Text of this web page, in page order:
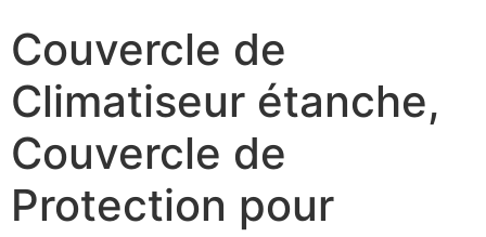
Couvercle de
Climatiseur étanche,
Couvercle de
Protection pour